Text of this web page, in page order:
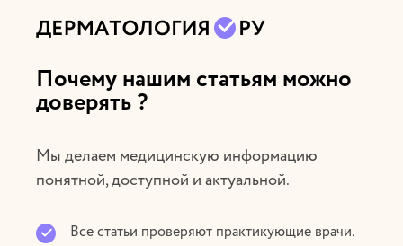
Почему нашим статьям можно
доверять ?
Мы делаем медицинскую информацию
понятной, доступной и актуальной.
Все статьи проверяют практикующие врачи.